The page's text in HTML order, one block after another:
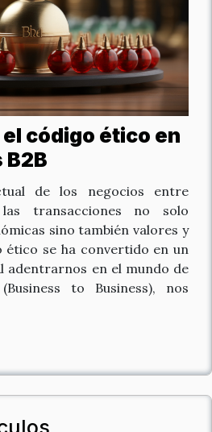
código ético en
de los negocios entre
transacciones no solo
sino también valores y
ético se ha convertido en un
adentrarnos en el mundo de
to Business), nos